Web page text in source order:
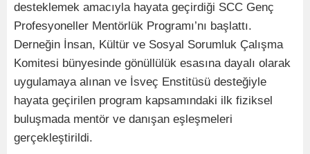
desteklemek amacıyla hayata geçirdiği SCC Genç
Profesyoneller Mentörlük Programı’nı başlattı.
Derneğin İnsan, Kültür ve Sosyal Sorumluk Çalışma
Komitesi bünyesinde gönüllülük esasına dayalı olarak
uygulamaya alınan ve İsveç Enstitüsü desteğiyle
hayata geçirilen program kapsamındaki ilk fiziksel
buluşmada mentör ve danışan eşleşmeleri
gerçekleştirildi.